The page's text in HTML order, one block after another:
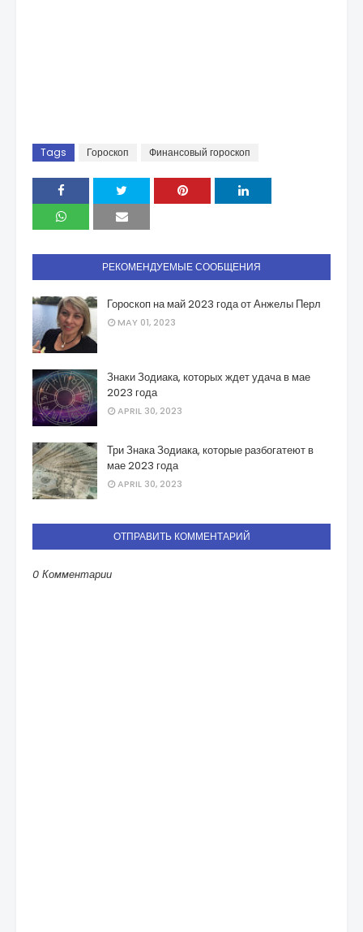
Tags Гороскоп Финансовый гороскоп
РЕКОМЕНДУЕМЫЕ СООБЩЕНИЯ
Гороскоп на май 2023 года от Анжелы Перл
MAY 01, 2023
Знаки Зодиака, которых ждет удача в мае
2023 года
APRIL 30, 2023
Три Знака Зодиака, которые разбогатеют в
мае 2023 года
APRIL 30, 2023
ОТПРАВИТЬ КОММЕНТАРИЙ
0 Комментарии